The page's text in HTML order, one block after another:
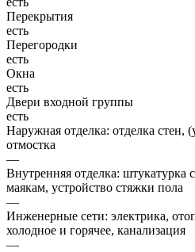
Перекрытия
есть
Перегородки
есть
Окна
есть
Двери входной группы
есть
Наружная отделка: отделка стен,
отмостка
—
Внутренняя отделка: штукатурка
маякам, устройство стяжки пола
—
Инженерные сети: электрика,
холодное и горячее, канализация
—